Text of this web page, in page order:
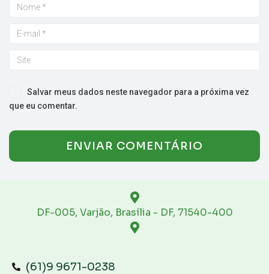
Salvar meus dados neste navegador para a próxima vez
que eu comentar.
DF-005, Varjão, Brasília - DF, 71540-400
(61)9 9671-0238